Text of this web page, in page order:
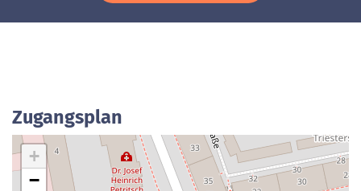
Zugangsplan
+
−